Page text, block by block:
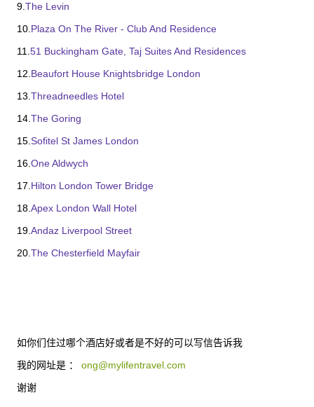
9. The Levin
10. Plaza On The River - Club And Residence
11. 51 Buckingham Gate, Taj Suites And Residences
12. Beaufort House Knightsbridge London
13. Threadneedles Hotel
14. The Goring
15. Sofitel St James London
16. One Aldwych
17. Hilton London Tower Bridge
18. Apex London Wall Hotel
19. Andaz Liverpool Street
20. The Chesterfield Mayfair
如你们住过哪个酒店好或者是不好的可以写信告诉我
我的网址是 ： ong@mylifentravel.com
谢谢